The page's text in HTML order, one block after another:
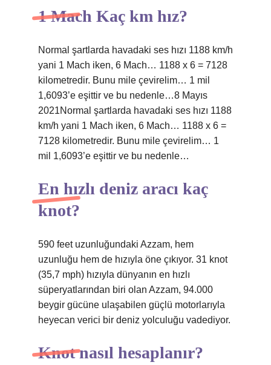
1 Mach Kaç km hız?
Normal şartlarda havadaki ses hızı 1188 km/h
yani 1 Mach iken, 6 Mach… 1188 x 6 = 7128
kilometredir. Bunu mile çevirelim… 1 mil
1,6093’e eşittir ve bu nedenle…8 Mayıs
2021Normal şartlarda havadaki ses hızı 1188
km/h yani 1 Mach iken, 6 Mach… 1188 x 6 =
7128 kilometredir. Bunu mile çevirelim… 1
mil 1,6093’e eşittir ve bu nedenle…
En hızlı deniz aracı kaç
knot?
590 feet uzunluğundaki Azzam, hem
uzunluğu hem de hızıyla öne çıkıyor. 31 knot
(35,7 mph) hızıyla dünyanın en hızlı
süperyatlarından biri olan Azzam, 94.000
beygir gücüne ulaşabilen güçlü motorlarıyla
heyecan verici bir deniz yolculuğu vadediyor.
Knot nasıl hesaplanır?